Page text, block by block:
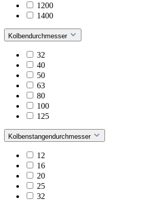
1200
1400
Kolbendurchmesser
32
40
50
63
80
100
125
Kolbenstangendurchmesser
12
16
20
25
32